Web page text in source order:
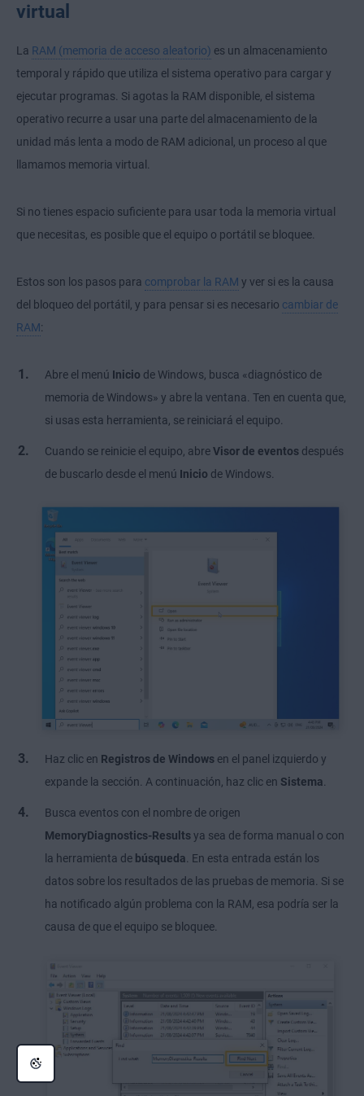
virtual
La RAM (memoria de acceso aleatorio) es un almacenamiento
temporal y rápido que utiliza el sistema operativo para cargar y
ejecutar programas. Si agotas la RAM disponible, el sistema
operativo recurre a usar una parte del almacenamiento de la
unidad más lenta a modo de RAM adicional, un proceso al que
llamamos memoria virtual.
Si no tienes espacio suficiente para usar toda la memoria virtual
que necesitas, es posible que el equipo o portátil se bloquee.
Estos son los pasos para comprobar la RAM y ver si es la causa
del bloqueo del portátil, y para pensar si es necesario cambiar de
RAM:
Abre el menú Inicio de Windows, busca «diagnóstico de
memoria de Windows» y abre la ventana. Ten en cuenta que,
si usas esta herramienta, se reiniciará el equipo.
Cuando se reinicie el equipo, abreVisor de eventos después
de buscarlo desde el menú Inicio de Windows.
Haz clic en Registros de Windows en el panel izquierdo y
expande la sección. A continuación, haz clic en Sistema.
Busca eventos con el nombre de origen
MemoryDiagnostics-Resultsya sea de forma manual o con
la herramienta de búsqueda. En esta entrada están los
datos sobre los resultados de las pruebas de memoria. Si se
ha notificado algún problema con la RAM, esa podría ser la
causa de que el equipo se bloquee.